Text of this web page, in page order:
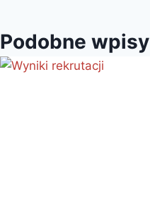
Podobne wpisy